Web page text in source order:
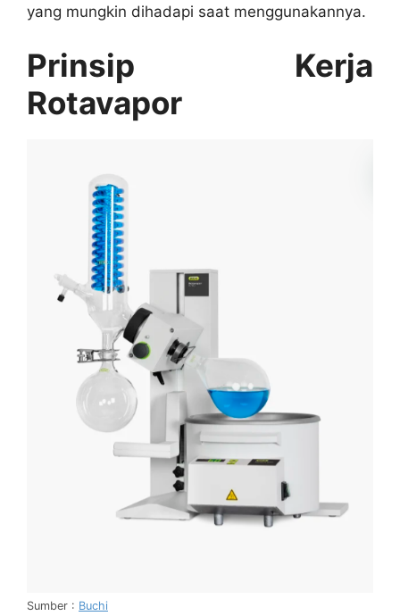
yang mungkin dihadapi saat menggunakannya.
Prinsip Kerja
Rotavapor
Sumber : Buchi